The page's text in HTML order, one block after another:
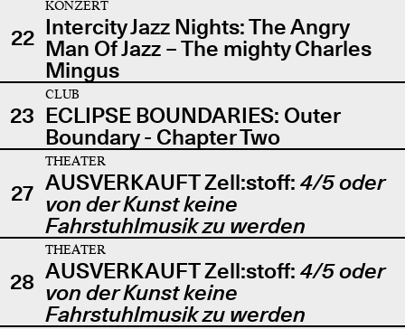
22
KONZERT
Intercity Jazz Nights: The Angry
Man Of Jazz – The mighty Charles
Mingus
23
CLUB
ECLIPSE BOUNDARIES: Outer
Boundary - Chapter Two
27
THEATER
AUSVERKAUFT Zell:stoff: 4/5 oder
von der Kunst keine
Fahrstuhlmusik zu werden
28
THEATER
AUSVERKAUFT Zell:stoff: 4/5 oder
von der Kunst keine
Fahrstuhlmusik zu werden